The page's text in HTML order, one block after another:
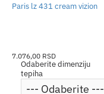
Paris lz 431 cream vizion
7.076,00 RSD
Odaberite dimenziju
tepiha